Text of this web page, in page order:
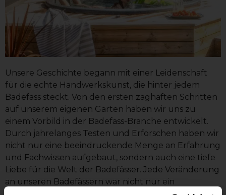
Unsere Geschichte begann mit einer Leidenschaft
für die echte Handwerkskunst, die hinter jedem
Badefass steckt. Von den ersten zaghaften Schritten
auf unserem eigenen Garten haben wir uns zu
einem Vorbild in der Badefass-Branche entwickelt.
Durch jahrelanges Testen und Erforschen haben wir
nicht nur eine beeindruckende Menge an Erfahrung
und Fachwissen aufgebaut, sondern auch eine tiefe
Liebe für die Welt der Badefässer. Jede Veränderung
an unseren Badefässern war nicht nur ein